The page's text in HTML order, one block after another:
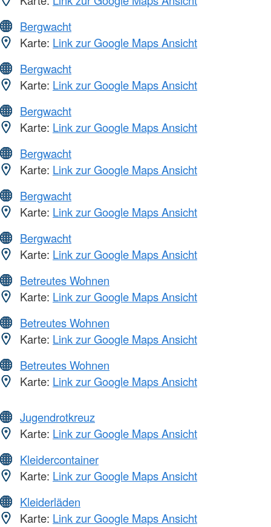
Bergwacht
Karte: Link zur Google Maps Ansicht
Bergwacht
Karte: Link zur Google Maps Ansicht
Bergwacht
Karte: Link zur Google Maps Ansicht
Bergwacht
Karte: Link zur Google Maps Ansicht
Bergwacht
Karte: Link zur Google Maps Ansicht
Bergwacht
Karte: Link zur Google Maps Ansicht
Betreutes Wohnen
Karte: Link zur Google Maps Ansicht
Betreutes Wohnen
Karte: Link zur Google Maps Ansicht
Betreutes Wohnen
Karte: Link zur Google Maps Ansicht
Jugendrotkreuz
Karte: Link zur Google Maps Ansicht
Kleidercontainer
Karte: Link zur Google Maps Ansicht
Kleiderläden
Karte: Link zur Google Maps Ansicht